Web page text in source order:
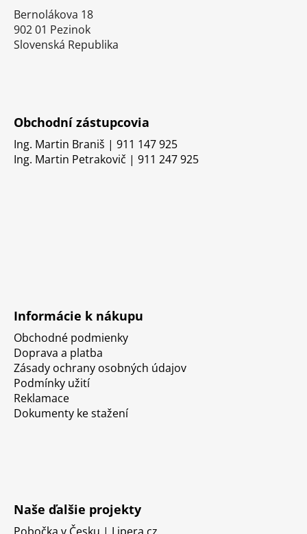
Bernolákova 18
902 01 Pezinok
Slovenská Republika
Obchodní zástupcovia
Ing. Martin Braniš | 911 147 925
Ing. Martin Petrakovič | 911 247 925
Informácie k nákupu
Obchodné podmienky
Doprava a platba
Zásady ochrany osobných údajov
Podmínky užití
Reklamace
Dokumenty ke stažení
Naše ďalšie projekty
Pobočka v Česku | Lipera.cz